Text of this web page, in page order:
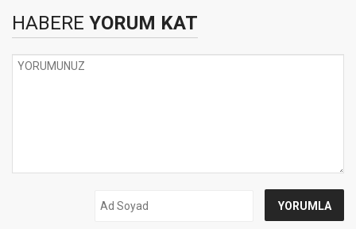
HABERE YORUM KAT